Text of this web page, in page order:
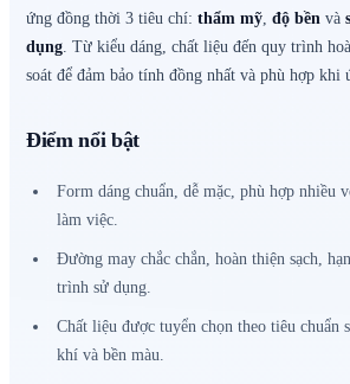
ứng đồng thời 3 tiêu chí: thẩm mỹ, độ bền và
dụng. Từ kiểu dáng, chất liệu đến quy trình
soát để đảm bảo tính đồng nhất và phù hợp khi
Điểm nổi bật
Form dáng chuẩn, dễ mặc, phù hợp nhiều
làm việc.
Đường may chắc chắn, hoàn thiện sạch,
trình sử dụng.
Chất liệu được tuyển chọn theo tiêu chuẩn
khí và bền màu.